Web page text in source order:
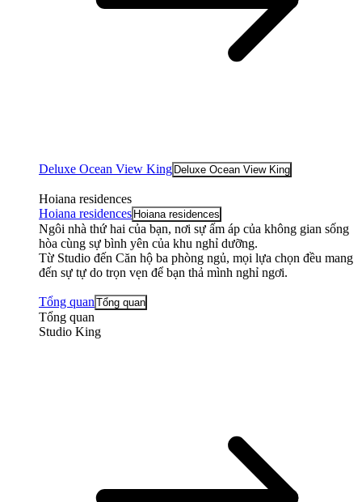
Deluxe Ocean View King Deluxe Ocean View King
Hoiana residences
Hoiana residences Hoiana residences
Ngôi nhà thứ hai của bạn, nơi sự ấm áp của không gian sống
hòa cùng sự bình yên của khu nghỉ dưỡng.
Từ Studio đến Căn hộ ba phòng ngủ, mọi lựa chọn đều mang
đến sự tự do trọn vẹn để bạn thả mình nghỉ ngơi.
Tổng quan Tổng quan
Tổng quan
Studio King